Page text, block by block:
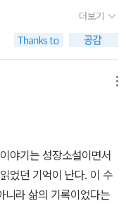
쓰거나.무엇을 써야하지?
것을 쓰거나 그럼 됐다.
나.('삶을 궁리하는 방법',1
어 하나를 발견했는데 그
어떻게 살 것인가를 궁리
에 해답을 달겠다고, 사
형 인간 보다 어떻게 살
워 보인다. 그러니까 비
, 상대적 박탈감 내지는
잘 살려고 오늘도 어제
선원, 건설현장 잡부, 수
한창훈의 문장엔 생명
었다. 누군가의 아버지
다르게 얼굴을 바꾸는
설이다. 그래서 한창훈
인물들은 고단하고 외
는 자세가 아픔을 더 크
얼굴이 좌중의 웃음을
한다는 것을 배운 것이
쓸까? 제목이 마음에 들
다. 한창훈이 누군지도
곤 문창과 교수님 정도로
용을 따라가지 못한다.
의 범주를 짐작할 수 없
다는 안정된 것을 선호
정도의 용기가 없다. 아
낌이었다. 그러다 문득
, 하는 생각이 들었다. 배
더보기
야기는 성장소설이면서
었던 기억이 난다. 이 수
니라 삶의 기록이었다는